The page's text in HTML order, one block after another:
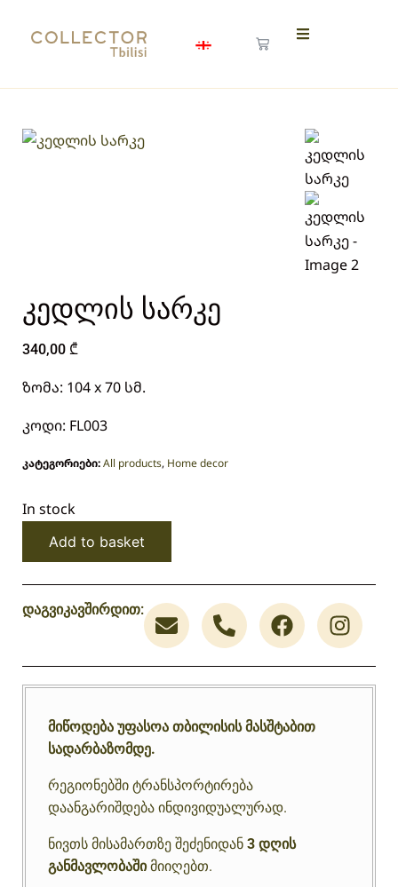
კედლის სარკე
340,00 ₾
ზომა: 104 x 70 სმ.
კოდი: FL003
კატეგორიები:All products, Home decor
In stock
Add to basket
დაგვიკავშირდით:
მიწოდება უფასოა თბილისის მასშტაბით
სადარბაზომდე.
რეგიონებში ტრანსპორტირება
დაანგარიშდება ინდივიდუალურად.
ნივთს მისამართზე შეძენიდან 3 დღის
განმავლობაშიმიიღებთ.